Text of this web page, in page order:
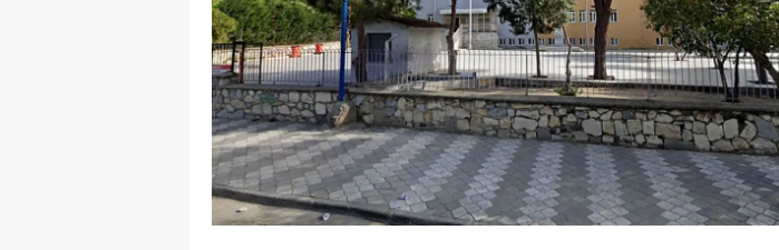
Şırnak
Bartın
Ardahan
Iğdır
Yalova